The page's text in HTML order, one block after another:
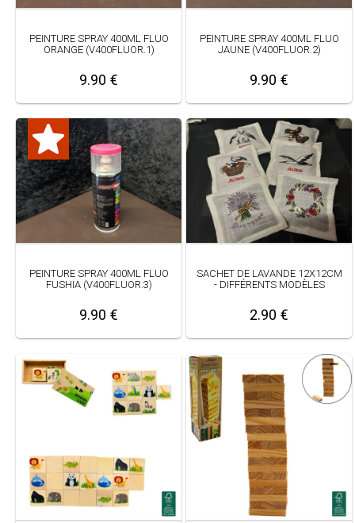
PEINTURE SPRAY 400ML FLUO
ORANGE (V400FLUOR.1)
9.90 €
PEINTURE SPRAY 400ML FLUO
JAUNE (V400FLUOR.2)
9.90 €
PEINTURE SPRAY 400ML FLUO
FUSHIA (V400FLUOR.3)
9.90 €
SACHET DE LAVANDE 12X12CM
- DIFFÉRENTS MODÈLES
2.90 €